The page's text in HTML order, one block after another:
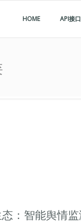
HOME API接口
：智能舆情